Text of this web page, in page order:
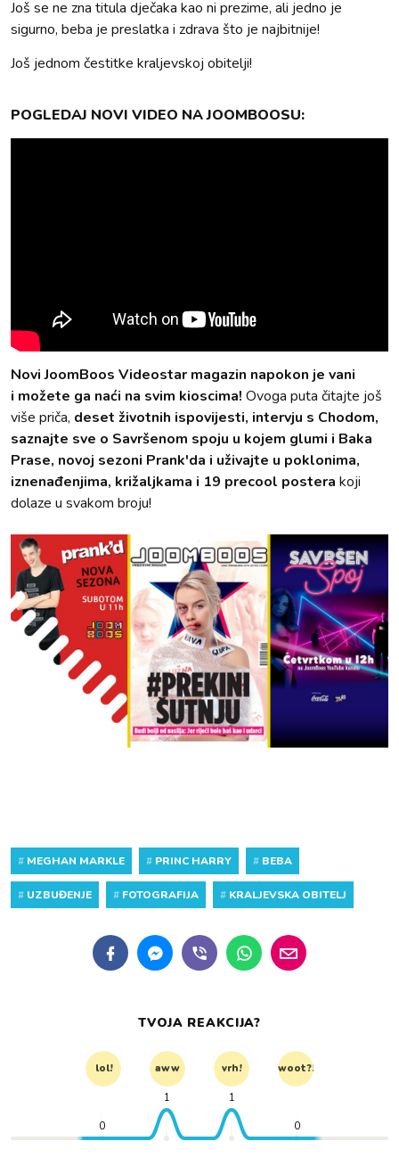
Još se ne zna titula dječaka kao ni prezime, ali jedno je
sigurno, beba je preslatka i zdrava što je najbitnije!
Još jednom čestitke kraljevskoj obitelji!
POGLEDAJ NOVI VIDEO NA JOOMBOOSU:
Novi JoomBoos Videostar magazin napokon je vani
i možete ga naći na svim kioscima! Ovoga puta čitajte još
više priča, deset životnih ispovijesti, intervju s Chodom,
saznajte sve o Savršenom spoju u kojem glumi i Baka
Prase, novoj sezoni Prank'da i uživajte u poklonima,
iznenađenjima, križaljkama i 19 precool postera koji
dolaze u svakom broju!
# MEGHAN MARKLE # PRINC HARRY # BEBA
# UZBUĐENJE # FOTOGRAFIJA # KRALJEVSKA OBITELJ
TVOJA REAKCIJA?
lol! aww vrh! woot?!
0
1 1
0